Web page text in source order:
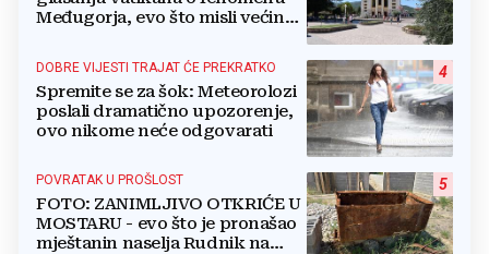
Međugorja, evo što misli većina
4
DOBRE VIJESTI TRAJAT ĆE PREKRATKO
Spremite se za šok: Meteorolozi
poslali dramatično upozorenje,
ovo nikome neće odgovarati
5
POVRATAK U PROŠLOST
FOTO: ZANIMLJIVO OTKRIĆE U
MOSTARU - evo što je pronašao
mještanin naselja Rudnik na